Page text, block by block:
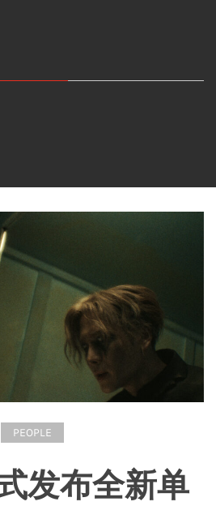
PEOPLE
发布全新单